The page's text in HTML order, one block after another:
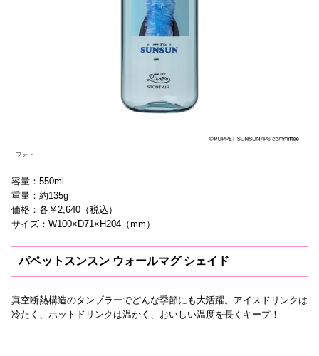
フォト
容量：550ml
重量：約135g
価格：各￥2,640（税込）
サイズ：W100×D71×H204（mm）
パペットスンスン ウォールマグ シェイド
真空断熱構造のタンブラーでどんな季節にも大活躍。アイスドリンクは
冷たく、ホットドリンクは温かく、おいしい温度を長くキープ！